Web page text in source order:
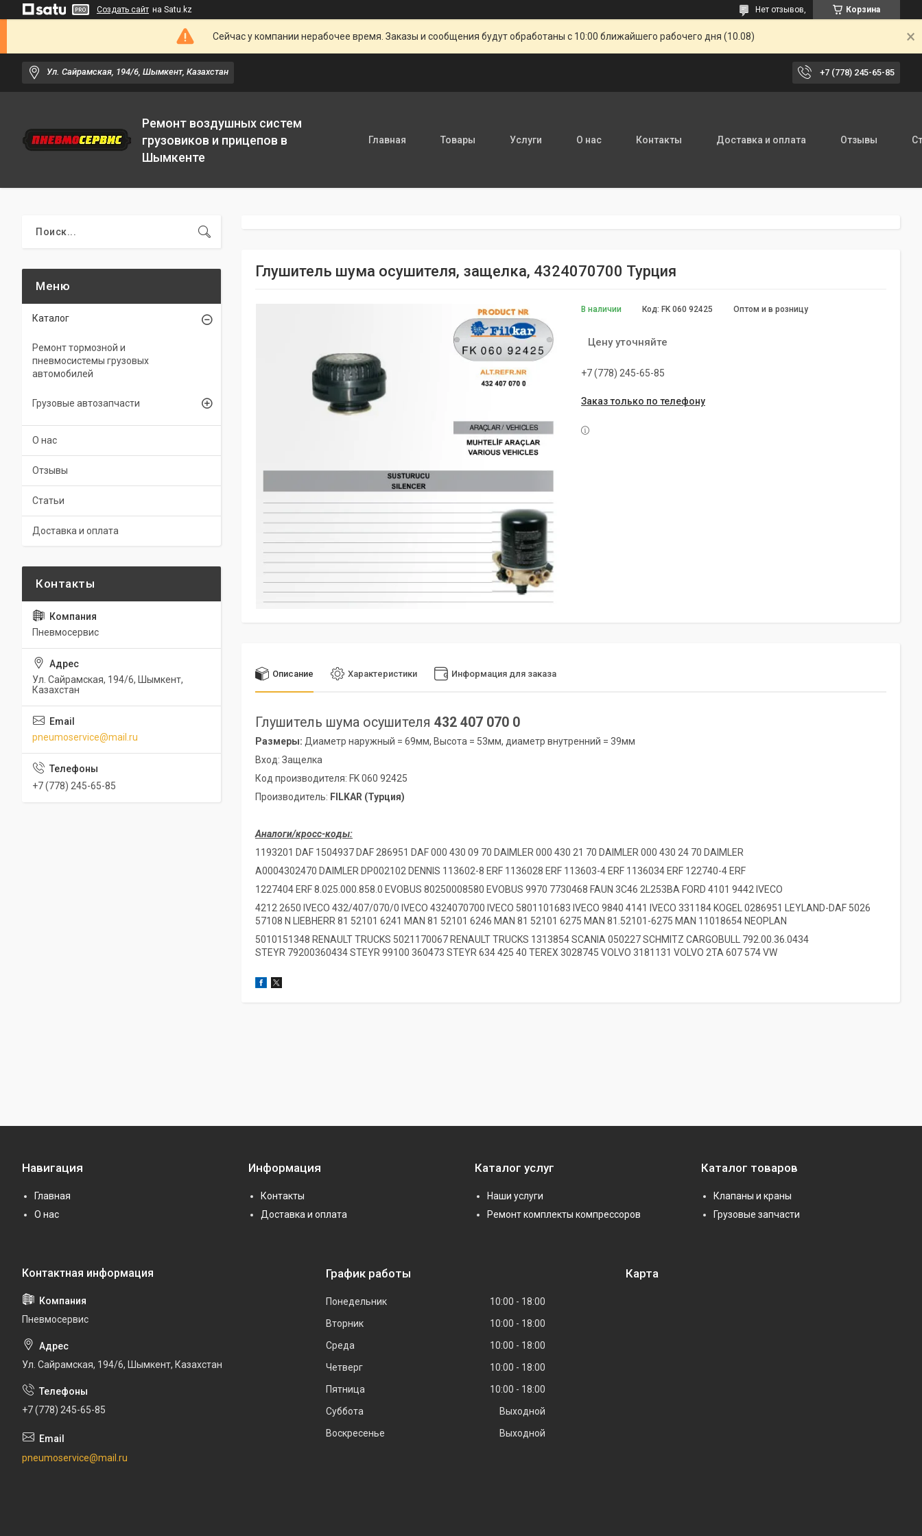
Создать сайт на Satu.kz Корзина
Нет отзывов,
Сейчас у компании нерабочее время. Заказы и сообщения будут обработаны с 10:00 ближайшего рабочего дня (10.08)
Ул. Сайрамская, 194/6, Шымкент, Казахстан +7 (778) 245-65-85
Ремонт воздушных систем
грузовиков и прицепов в
Шымкенте
Главная Товары Услуги О нас Контакты Доставка и оплата Отзывы
Глушитель шума осушителя, защелка, 4324070700 Турция
В наличии Оптом и в розницу
Код: FK 060 92425
Цену уточняйте
+7 (778) 245-65-85
Заказ только по телефону
Описание Характеристики Информация для заказа
Глушитель шума осушителя 432 407 070 0
Размеры: Диаметр наружный = 69мм, Высота = 53мм, диаметр внутренний = 39мм
Вход: Защелка
Код производителя: FK 060 92425
Производитель: FILKAR (Турция)
Аналоги/кросс-коды:
1193201 DAF 1504937 DAF 286951 DAF 000 430 09 70 DAIMLER 000 430 21 70 DAIMLER 000 430 24 70 DAIMLER
A0004302470 DAIMLER DP002102 DENNIS 113602-8 ERF 1136028 ERF 113603-4 ERF 1136034 ERF 122740-4 ERF
1227404 ERF8.025.000.858.0 EVOBUS 80250008580 EVOBUS 9970 7730468 FAUN 3C46 2L253BA FORD 4101 9442 IVECO
4212 2650 IVECO 432/407/070/0 IVECO 4324070700 IVECO 5801101683 IVECO 9840 4141 IVECO 331184 KOGEL 0286951 LEYLAND-DAF 5026
57108 N LIEBHERR 81 52101 6241 MAN 81 52101 6246 MAN 81 52101 6275 MAN 81.52101-6275 MAN 11018654 NEOPLAN
5010151348 RENAULT TRUCKS 5021170067 RENAULT TRUCKS 1313854 SCANIA 050227 SCHMITZ CARGOBULL 792.00.36.0434
STEYR 79200360434 STEYR 99100 360473 STEYR 634 425 40 TEREX 3028745 VOLVO 3181131 VOLVO 2TA 607 574 VW
Каталог
Ремонт тормозной и
пневмосистемы грузовых
автомобилей
Грузовые автозапчасти
О нас
Отзывы
Статьи
Доставка и оплата
Пневмосервис
Ул. Сайрамская, 194/6, Шымкент,
Казахстан
pneumoservice@mail.ru
+7 (778) 245-65-85
Навигация
Главная
О нас
Информация
Контакты
Доставка и оплата
Каталог услуг
Наши услуги
Ремонт комплекты компрессоров
Каталог товаров
Клапаны и краны
Грузовые запчасти
Пневмосервис
Ул. Сайрамская, 194/6, Шымкент, Казахстан
+7 (778) 245-65-85
pneumoservice@mail.ru
График работы
Понедельник 10:00
18:00
Вторник
10:00
18:00
Среда
10:00
18:00
Четверг
10:00
18:00
Пятница
10:00
18:00
Суббота
Выходной
Воскресенье
Выходной
Карта